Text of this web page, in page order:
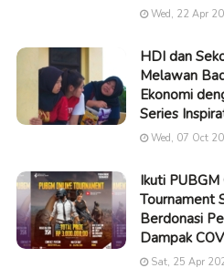
Wed, 22 Apr
HDI dan
Melawan
Ekonomi
Series
Wed, 07 Oct
Ikuti PUBGM
Tournament
Berdonasi
Dampak
Sat, 25 Apr